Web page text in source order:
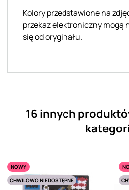
Kolory przedstawione na
przekaz elektroniczny mogą
się od oryginału.
16 innych
NOWY
CHWILOWO NIEDOSTĘPNE